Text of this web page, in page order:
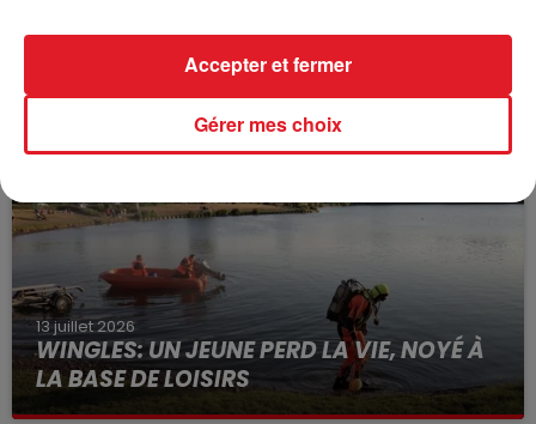
BÉTHUNE: ENQUÊTE POUR HOMICIDE
VOLONTAIRE EN COURS, APRÈS LA...
à des prostituées
13 juillet 2026
WINGLES: UN JEUNE PERD LA VIE, NOYÉ À
LA BASE DE LOISIRS
La victime a coulé à pic
Gérer mes choix
Accepter et fermer